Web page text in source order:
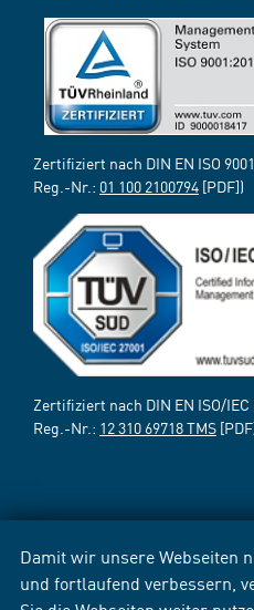
Damit wir unsere Webseiten
und fortlaufend verbessern,
Zertifiziert nach DIN EN ISO
Reg.-Nr.: 01 100 2100794 [PDF])
Zertifiziert nach DIN EN ISO/IEC
Reg.-Nr.: 12 310 69718 TMS